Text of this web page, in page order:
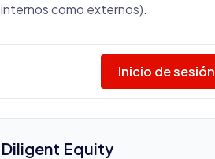
internos como externos).
Inicio de sesión
Diligent Equity